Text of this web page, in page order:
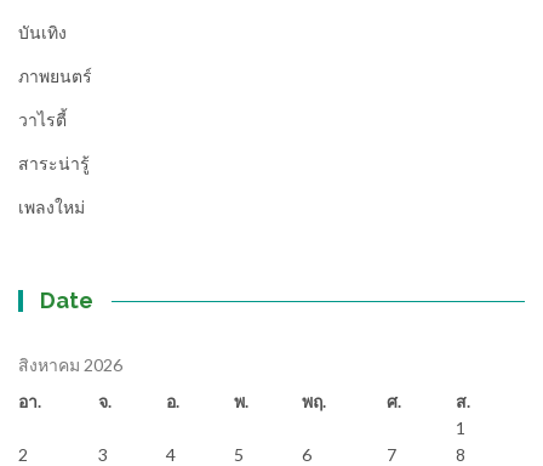
บันเทิง
ภาพยนตร์
วาไรตี้
สาระน่ารู้
เพลงใหม่
Date
สิงหาคม 2026
อา.
จ. อ. พ. พฤ. ศ.
ส.
1
2
3 4 5 6 7
8